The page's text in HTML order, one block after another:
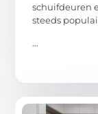
schuifdeuren
steeds
...